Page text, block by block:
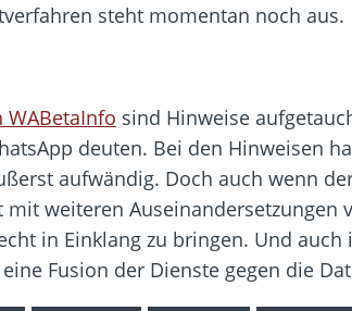
steht momentan noch aus.
WABetaInfo sind Hinweise
deuten. Bei den Hinweisen
aufwändig. Doch auch wenn
weiteren
in Einklang zu bringen. Und
Fusion der Dienste gegen die